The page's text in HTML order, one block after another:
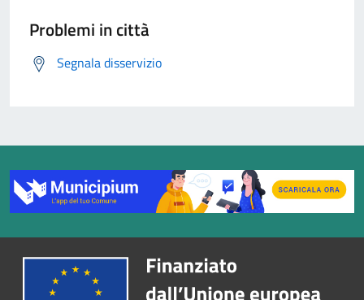
Problemi in città
Segnala disservizio